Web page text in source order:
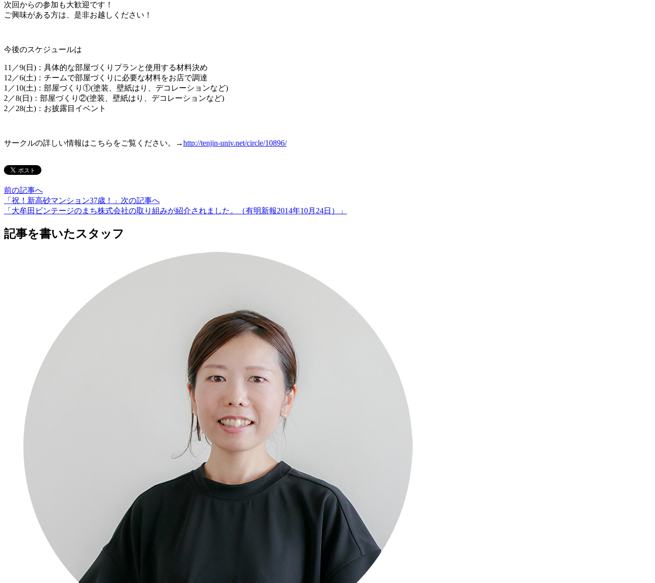
次回からの参加も大歓迎です！
ご興味がある方は、是非お越しください！
今後のスケジュールは
11／9(日)：具体的な部屋づくりプランと使用する材料決め
12／6(土)：チームで部屋づくりに必要な材料をお店で調達
1／10(土)：部屋づくり①(塗装、壁紙はり、デコレーションなど)
2／8(日)：部屋づくり②(塗装、壁紙はり、デコレーションなど)
2／28(土)：お披露目イベント
サークルの詳しい情報はこちらをご覧ください。→http://tenjin-univ.net/circle/10896/
前の記事へ
「祝！新高砂マンション37歳！」 次の記事へ
「大牟田ビンテージのまち株式会社の取り組みが紹介されました。（有明新報2014年10月24日）」
記事を書いたスタッフ